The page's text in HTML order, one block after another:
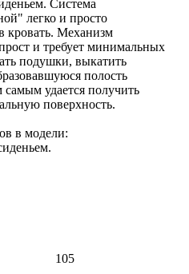
Система
легко и просто
кровать. Механизм
и требует минимальных
подушки, выкатить
полость
удается получить
поверхность.
в модели:
105